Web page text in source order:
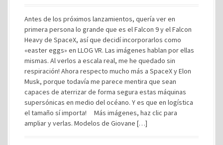
Antes de los próximos lanzamientos, quería ver en
primera persona lo grande que es el Falcon 9 y el Falcon
Heavy de SpaceX, así que decidí incorporarlos como
«easter eggs» en LLOG VR. Las imágenes hablan por ellas
mismas. Al verlos a escala real, me he quedado sin
respiración! Ahora respecto mucho más a SpaceX y Elon
Musk, porque todavía me parece mentira que sean
capaces de aterrizar de forma segura estas máquinas
supersónicas en medio del océano. Y es que en logística
el tamaño sí importa! Más imágenes, haz clic para
ampliar y verlas. Modelos de Giovane […]